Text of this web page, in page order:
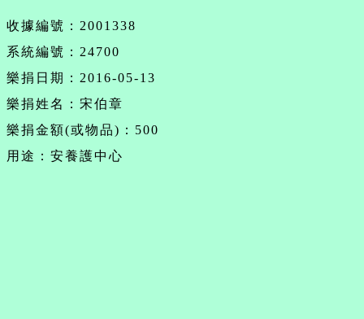
收據編號：2001338
系統編號：24700
樂捐日期：2016-05-13
樂捐姓名：宋伯章
樂捐金額(或物品)：500
用途：安養護中心